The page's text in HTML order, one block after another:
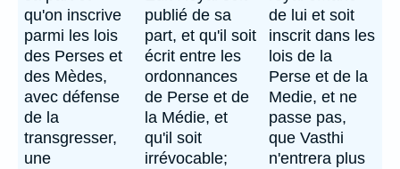
qu'on inscrive
parmi les lois
des Perses et
des Mèdes,
avec défense
de la
transgresser,
une
publié de sa
part, et qu'il soit
écrit entre les
ordonnances
de Perse et de
la Médie, et
qu'il soit
irrévocable;
de lui et soit
inscrit dans les
lois de la
Perse et de la
Medie, et ne
passe pas,
que Vasthi
n'entrera plus